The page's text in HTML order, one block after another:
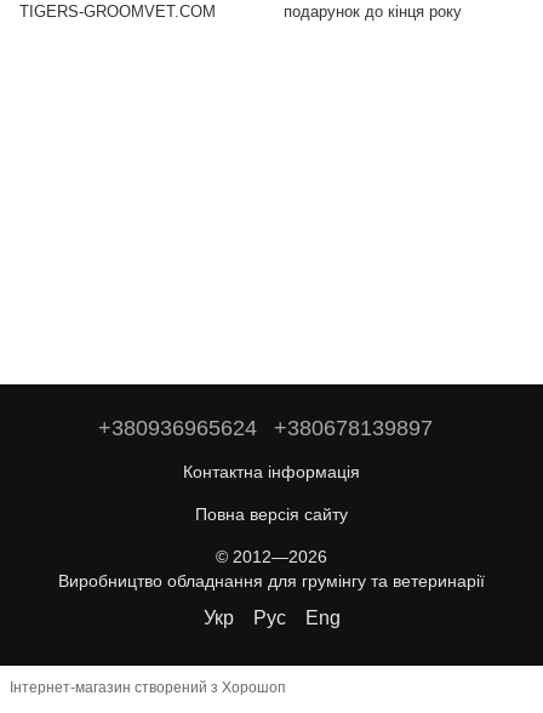
TIGERS-GROOMVET.COM
подарунок до кінця року
+380936965624 +380678139897
Контактна інформація
Повна версія сайту
© 2012—2026
Виробництво обладнання для грумінгу та ветеринарії
Укр Рус Eng
Інтернет-магазин створений з Хорошоп